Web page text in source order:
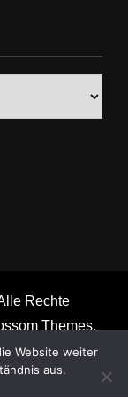
Rechte
Themes.
.Website weiter
aus.